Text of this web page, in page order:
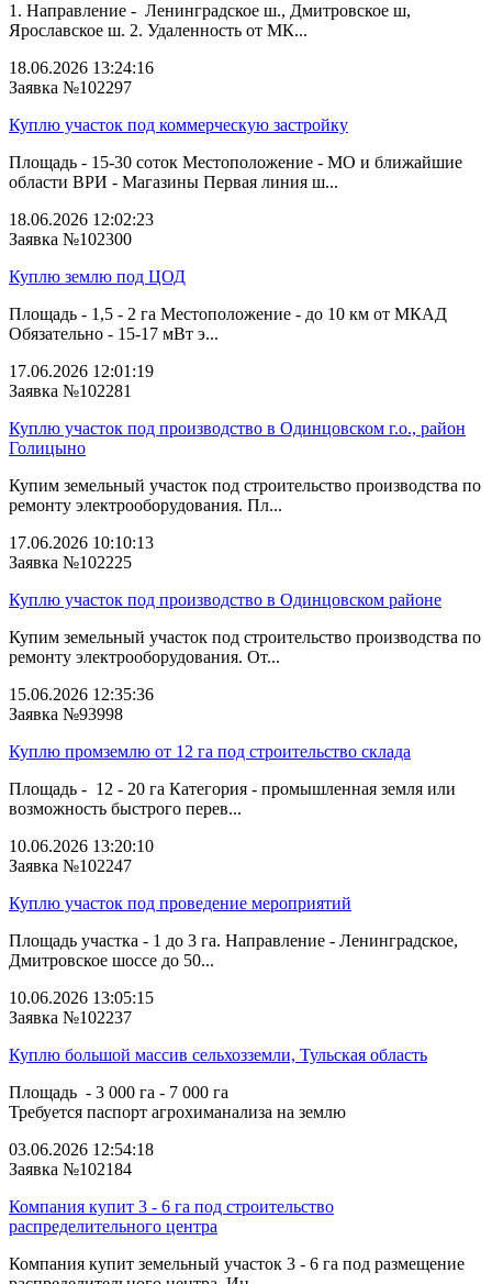
1. Направление - Ленинградское ш., Дмитровское ш,
Ярославское ш. 2. Удаленность от МК...
18.06.2026 13:24:16
Заявка №102297
Куплю участок под коммерческую застройку
Площадь - 15-30 соток Местоположение - МО и ближайшие
области ВРИ - Магазины Первая линия ш...
18.06.2026 12:02:23
Заявка №102300
Куплю землю под ЦОД
Площадь - 1,5 - 2 га Местоположение - до 10 км от МКАД
Обязательно - 15-17 мВт э...
17.06.2026 12:01:19
Заявка №102281
Куплю участок под производство в Одинцовском г.о., район
Голицыно
Купим земельный участок под строительство производства по
ремонту электрооборудования. Пл...
17.06.2026 10:10:13
Заявка №102225
Куплю участок под производство в Одинцовском районе
Купим земельный участок под строительство производства по
ремонту электрооборудования. От...
15.06.2026 12:35:36
Заявка №93998
Куплю промземлю от 12 га под строительство склада
Площадь - 12 - 20 га Категория - промышленная земля или
возможность быстрого перев...
10.06.2026 13:20:10
Заявка №102247
Куплю участок под проведение мероприятий
Площадь участка - 1 до 3 га. Направление - Ленинградское,
Дмитровское шоссе до 50...
10.06.2026 13:05:15
Заявка №102237
Куплю большой массив сельхозземли, Тульская область
Площадь - 3 000 га - 7 000 га
Требуется паспорт агрохиманализа на землю
03.06.2026 12:54:18
Заявка №102184
Компания купит 3 - 6 га под строительство
распределительного центра
Компания купит земельный участок 3 - 6 га под размещение